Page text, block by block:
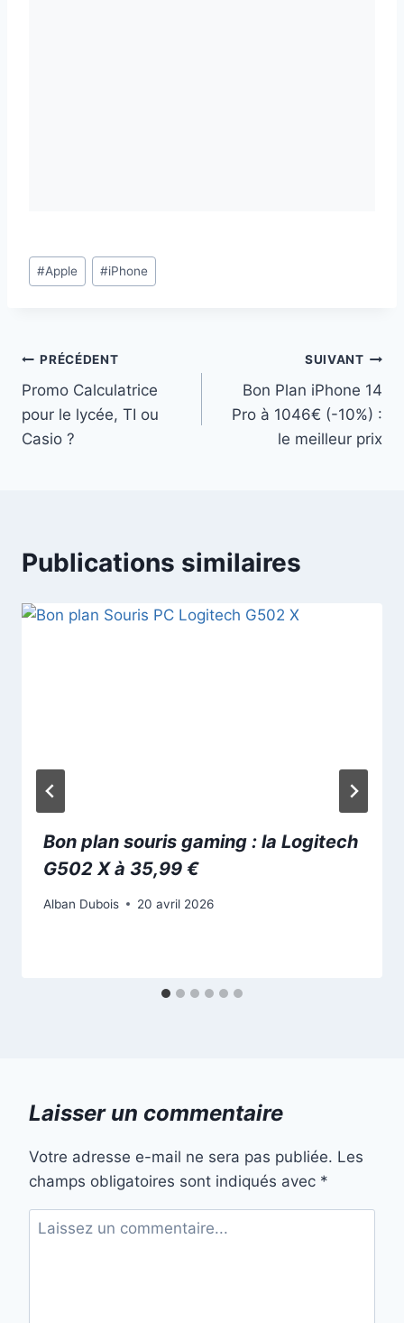
Étiquettes
de
#Apple #iPhone
Navigation
de
l’article
PRÉCÉDENT
Promo Calculatrice
pour le lycée, TI ou
Casio ?
SUIVANT
Bon Plan iPhone 14
Pro à 1046€ (-10%) :
le meilleur prix
Publications similaires
Bon plan souris gaming : la Logitech
G502 X à 35,99 €
Alban Dubois 20 avril 2026
Laisser un commentaire
Votre adresse e-mail ne sera pas publiée. Les
champs obligatoires sont indiqués avec *